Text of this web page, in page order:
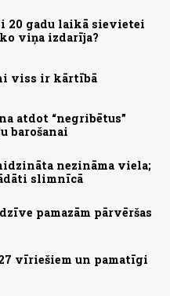
20 gadu laikā sievietei
viņa izdarīja?
viss ir kārtībā
atdot “negribētus”
barošanai
nezināma viela;
slimnīcā
pamazām pārvēršas
vīriešiem un pamatīgi